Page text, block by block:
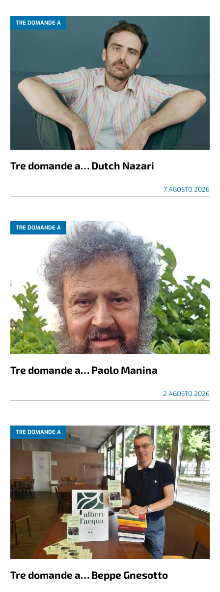
TRE DOMANDE A
Tre domande a… Dutch Nazari
7 AGOSTO 2026
TRE DOMANDE A
Tre domande a… Paolo Manina
2 AGOSTO 2026
TRE DOMANDE A
Tre domande a… Beppe Gnesotto